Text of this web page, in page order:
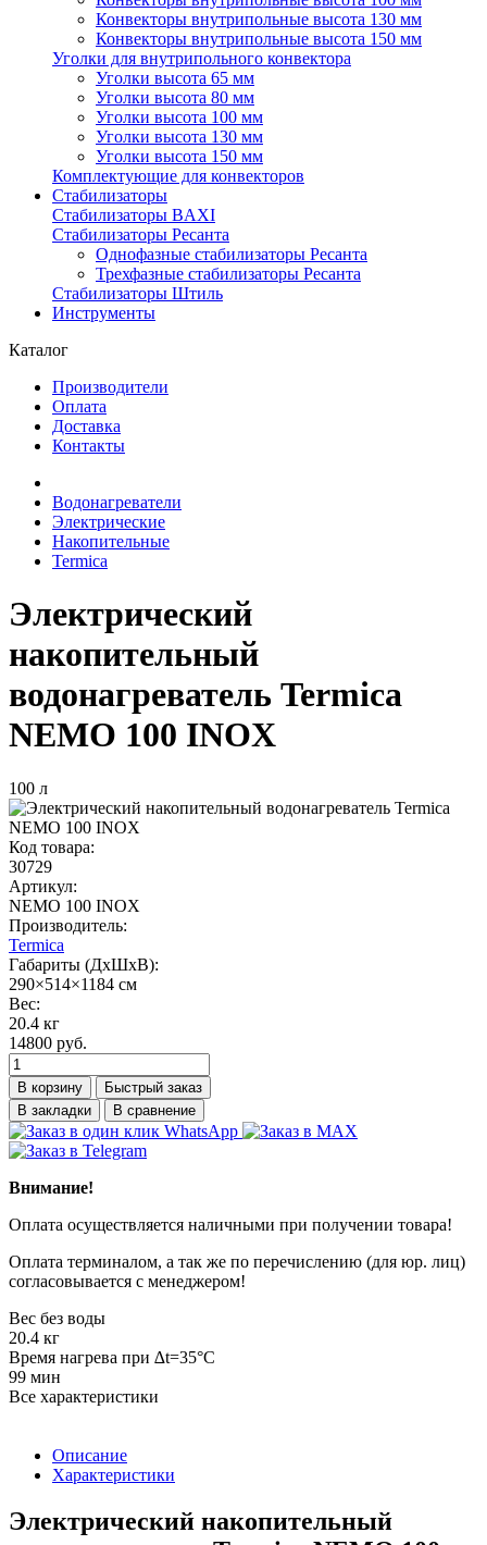
Конвекторы внутрипольные высота 130 мм
Конвекторы внутрипольные высота 150 мм
Уголки для внутрипольного конвектора
Уголки высота 65 мм
Уголки высота 80 мм
Уголки высота 100 мм
Уголки высота 130 мм
Уголки высота 150 мм
Комплектующие для конвекторов
Стабилизаторы
Стабилизаторы BAXI
Стабилизаторы Ресанта
Однофазные стабилизаторы Ресанта
Трехфазные стабилизаторы Ресанта
Стабилизаторы Штиль
Инструменты
Каталог
Производители
Оплата
Доставка
Контакты
Водонагреватели
Электрические
Накопительные
Termica
Электрический
накопительный
водонагреватель Termica
NEMO 100 INOX
100 л
Код товара:
30729
Артикул:
NEMO 100 INOX
Производитель:
Termica
Габариты (ДхШхВ):
290×514×1184 см
Вес:
20.4 кг
14800 руб.
В корзину
Быстрый заказ
В закладки
В сравнение
Внимание!
Оплата осуществляется наличными при получении товара!
Оплата терминалом, а так же по перечислению (для юр. лиц)
согласовывается с менеджером!
Вес без воды
20.4 кг
Время нагрева при ∆t=35°C
99 мин
Все характеристики
Описание
Характеристики
Электрический накопительный